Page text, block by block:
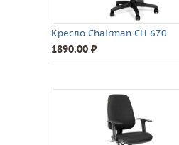
Кресло Chairman CH 670
1890.00 ⃏